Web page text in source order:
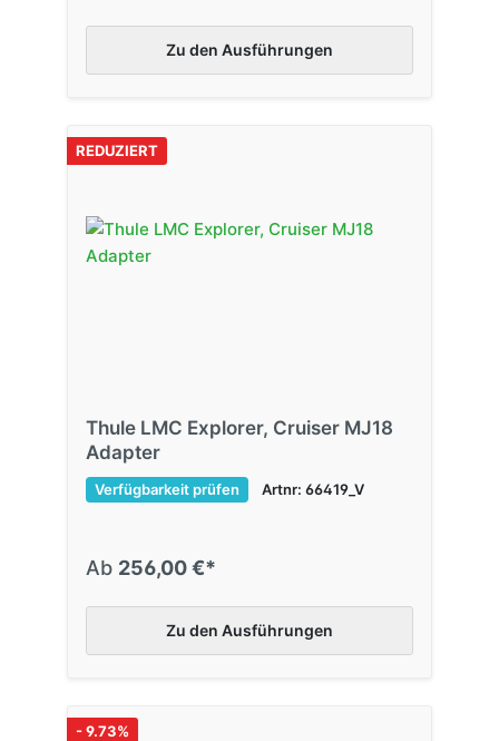
Zu den Ausführungen
REDUZIERT
Thule LMC Explorer, Cruiser MJ18
Adapter
Verfügbarkeit prüfen Artnr: 66419_V
Ab 256,00 €*
Zu den Ausführungen
- 9.73%